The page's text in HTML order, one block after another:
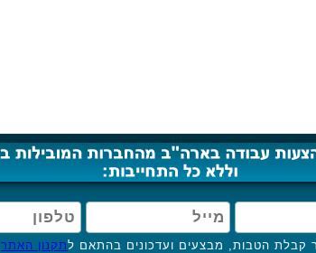
קבלת הטבות, מבצעים ועדכונים בהתאם לתקנון האתר